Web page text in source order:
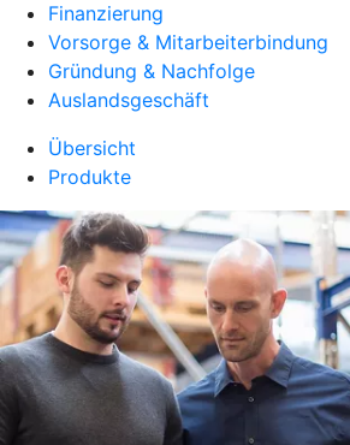
Finanzierung
Vorsorge & Mitarbeiterbindung
Gründung & Nachfolge
Auslandsgeschäft
Übersicht
Produkte